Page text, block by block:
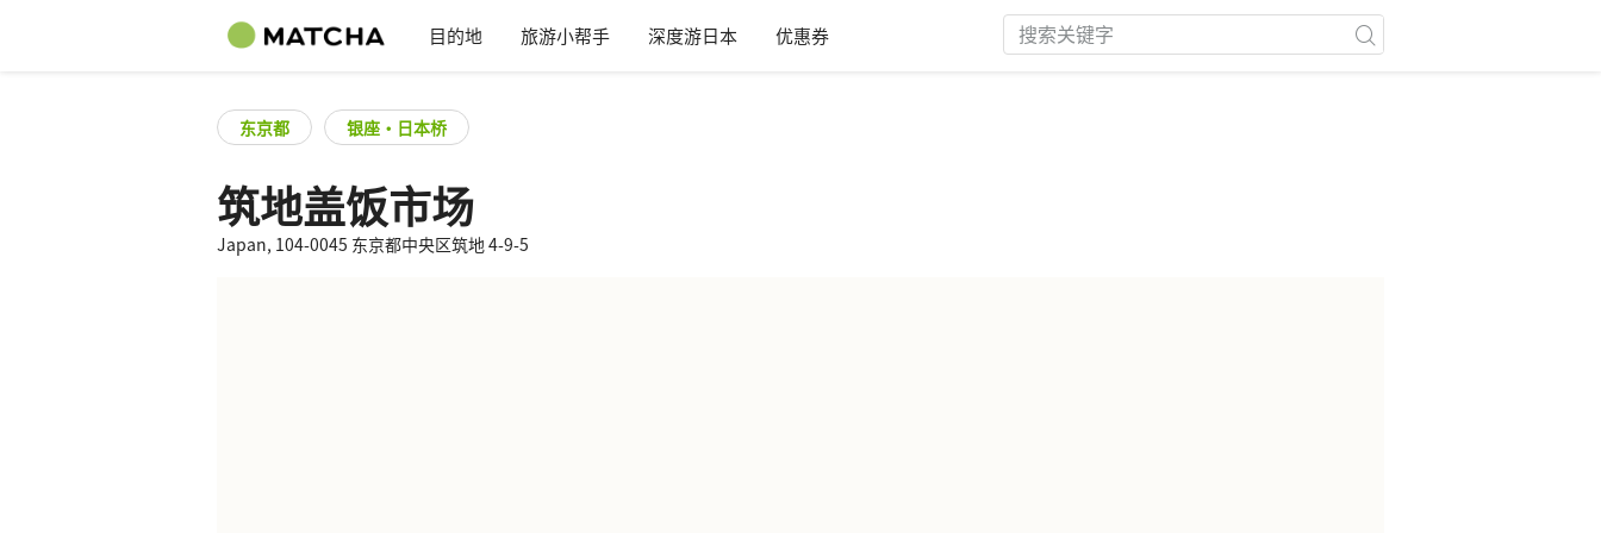
目的地 旅游小帮手 深度游日本 优惠券
东京都 银座・日本桥
筑地盖饭市场
Japan, 104-0045 东京都中央区筑地 4-9-5